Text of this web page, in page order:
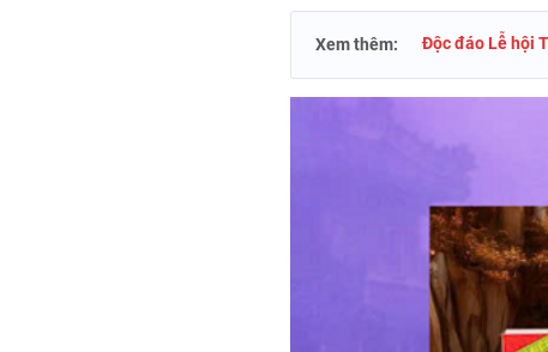
Xem thêm: Độc đáo Lễ hội